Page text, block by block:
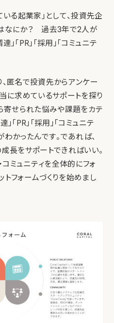
る起業家」として、投資先企
なにか？ 過去3年で2人が
「PR」「採用」「コミュニテ
匿名で投資先からアンケー
に求めているサポートを探り
寄せられた悩みや課題をカテ
「PR」「採用」「コミュニテ
かったんです。であれば、
長をサポートできればいい。
コミュニティを全体的にフォ
フォームづくりを始めまし